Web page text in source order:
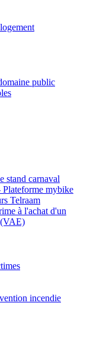
public
stand carnaval
mybike
Telraam
à l'achat d'un
(VAE)
incendie